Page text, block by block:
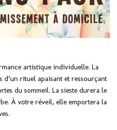
artistique individuelle. La
d’un rituel apaisant et ressourçant
du sommeil. La sieste durera le
À votre réveil, elle emportera la